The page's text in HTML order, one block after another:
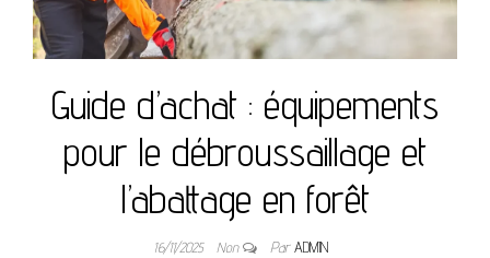
Guide d’achat : équipements
pour le débroussaillage et
l’abattage en forêt
16/11/2025 Non ParADMIN